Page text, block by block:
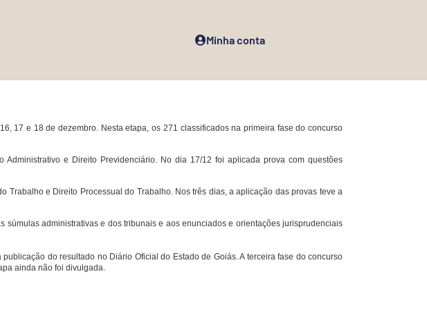
Minha conta
17 e 18 de dezembro. Nesta etapa, os 271 classificados na primeira fase do concurso
e Direito Previdenciário. No dia 17/12 foi aplicada prova com questões
Trabalho e Direito Processual do Trabalho. Nos três dias, a aplicação das provas teve a
administrativas e dos tribunais e aos enunciados e orientações jurisprudenciais
do resultado no Diário Oficial do Estado de Goiás. A terceira fase do concurso
ainda não foi divulgada.